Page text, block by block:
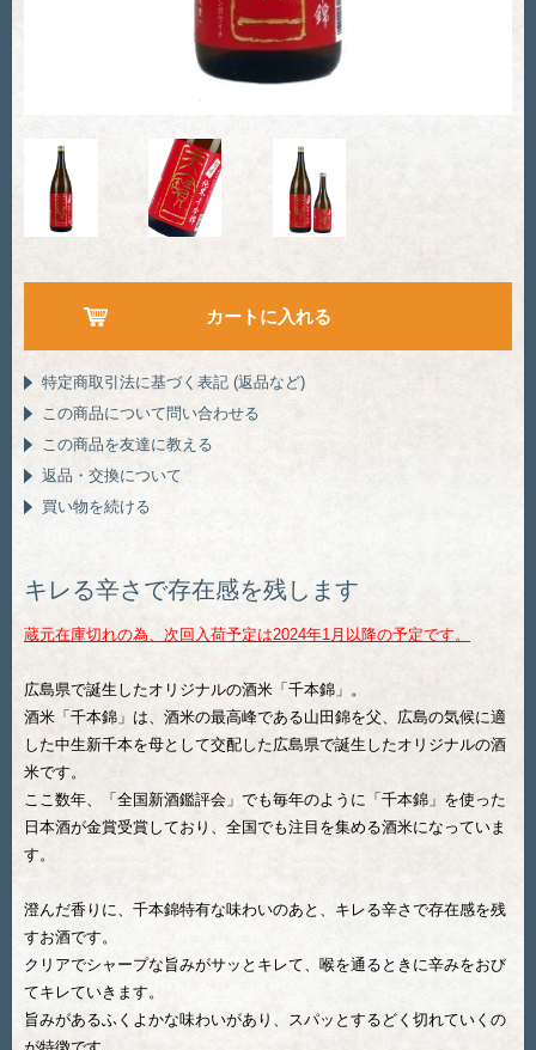
特定商取引法に基づく表記 (返品など)
この商品について問い合わせる
この商品を友達に教える
返品・交換について
買い物を続ける
キレる辛さで存在感を残します
蔵元在庫切れの為、次回入荷予定は2024年1月以降の予定です。
広島県で誕生したオリジナルの酒米「千本錦」。
酒米「千本錦」は、酒米の最高峰である山田錦を父、広島の気候に適
した中生新千本を母として交配した広島県で誕生したオリジナルの酒
米です。
ここ数年、「全国新酒鑑評会」でも毎年のように「千本錦」を使った
日本酒が金賞受賞しており、全国でも注目を集める酒米になっていま
す。
澄んだ香りに、千本錦特有な味わいのあと、キレる辛さで存在感を残
すお酒です。
クリアでシャープな旨みがサッとキレて、喉を通るときに辛みをおび
てキレていきます。
旨みがあるふくよかな味わいがあり、スパッとするどく切れていくの